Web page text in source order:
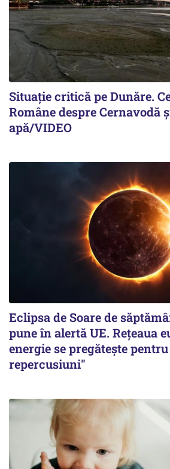
Situație critică pe Dunăre.
Române despre Cernavodă
apă/VIDEO
Eclipsa de Soare de
pune în alertă UE. Rețeaua
energie se pregătește
repercusiuni"